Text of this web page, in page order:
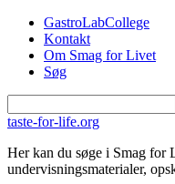
Gå til hovedindhold
GastroLabCollege
Kontakt
Om Smag for Livet
Søg
taste-for-life.org
Her kan du søge i Smag for
undervisningsmaterialer,